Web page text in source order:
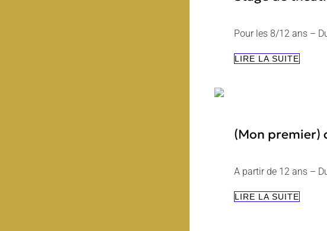
Pour les 8/12 ans –
LIRE LA SUITESTAGE
(Mon premier)
A partir de 12 ans –
LIRE LA SUITE(MON